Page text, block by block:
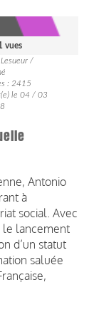
vues
Lesueur /
: 2415
le 04 / 03
Antonio
à
social. Avec
le lancement
d’un statut
saluée